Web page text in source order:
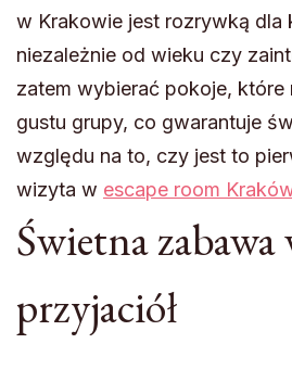
w Krakowie jest rozrywką dla
niezależnie od wieku czy
zatem wybierać pokoje, które
gustu grupy, co gwarantuje
względu na to, czy jest to
wizyta w escape room
Świetna
przyjaciół